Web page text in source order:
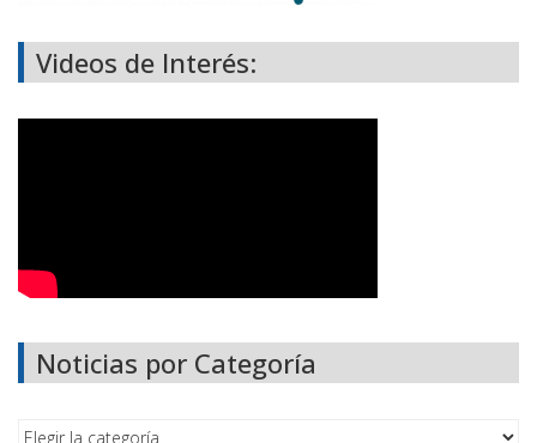
Videos de Interés:
Noticias por Categoría